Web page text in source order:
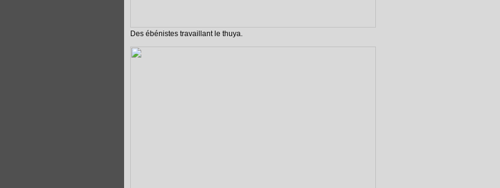
Des ébénistes travaillant le thuya.